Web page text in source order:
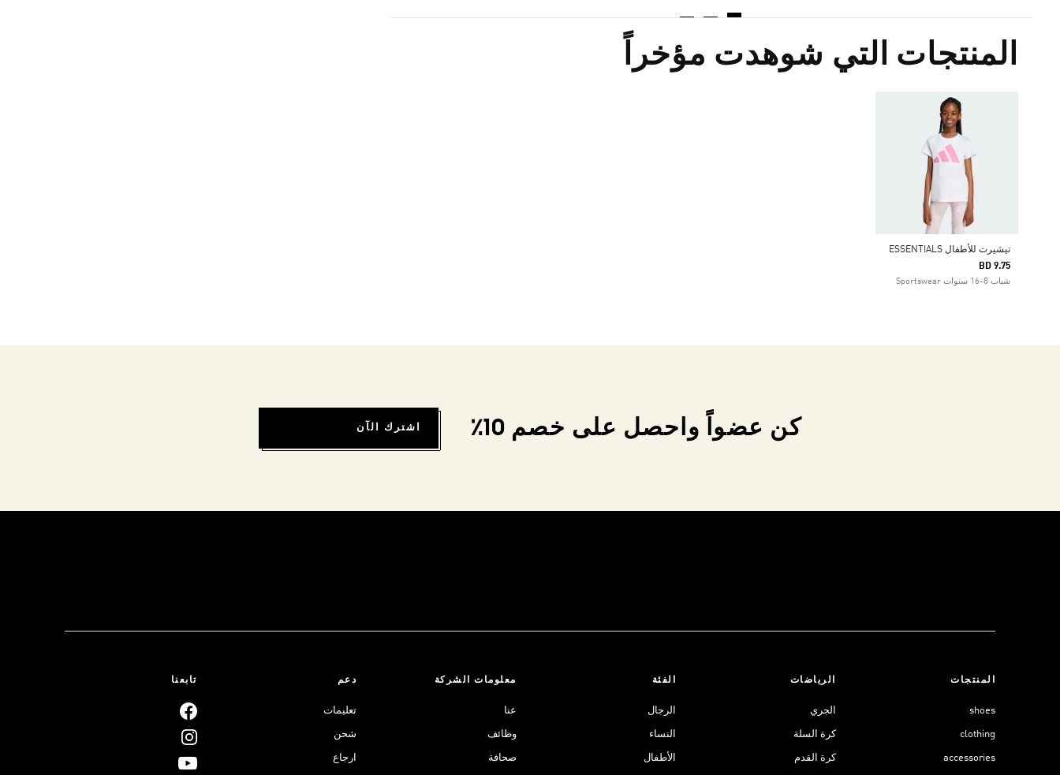
المنتجات التي شوهدت مؤخراً
تيشيرت للأطفال ESSENTIALS
BD 9.75
شباب 8-16 سنوات Sportswear
كن عضواً واحصل على خصم 10٪ اشترك الآن
المنتجات
shoes
clothing
accessories
الرياضات
الجري
كرة السلة
كرة القدم
الفئة
الرجال
النساء
الأطفال
معلومات الشركة
عنا
وظائف
صحافة
دعم
تعليمات
شحن
ارجاع
تابعنا